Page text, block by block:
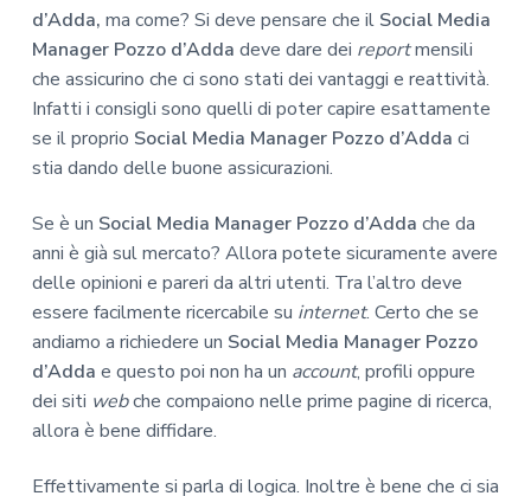
d’Adda, ma come? Si deve pensare che il Social Media
Manager Pozzo d’Adda deve dare dei reportmensili
che assicurino che ci sono stati dei vantaggi e reattività.
Infatti i consigli sono quelli di poter capire esattamente
se il proprio Social Media Manager Pozzo d’Adda ci
stia dando delle buone assicurazioni.
Se è un Social Media Manager Pozzo d’Adda che da
anni è già sul mercato? Allora potete sicuramente avere
delle opinioni e pareri da altri utenti. Tra l’altro deve
essere facilmente ricercabile su internet. Certo che se
andiamo a richiedere un Social Media Manager Pozzo
d’Adda e questo poi non ha un account, profili oppure
dei siti webche compaiono nelle prime pagine di ricerca,
allora è bene diffidare.
Effettivamente si parla di logica. Inoltre è bene che ci sia